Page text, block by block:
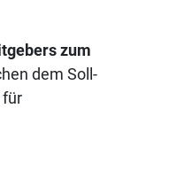
zum
dem Soll-
für